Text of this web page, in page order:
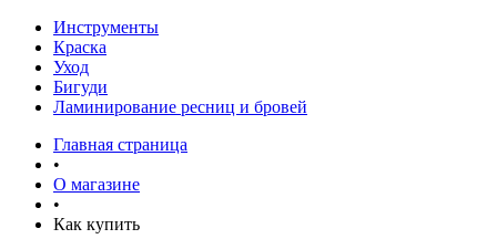
Инструменты
Краска
Уход
Бигуди
Ламинирование ресниц и бровей
Главная страница
•
О магазине
•
Как купить